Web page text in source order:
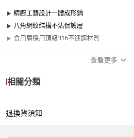
精廚工藝設計一體成形鍋
八角網紋結構不沾保護層
食用層採用頂級316不鏽鋼材質
尺寸
查看更多
相關分類
退換貨須知